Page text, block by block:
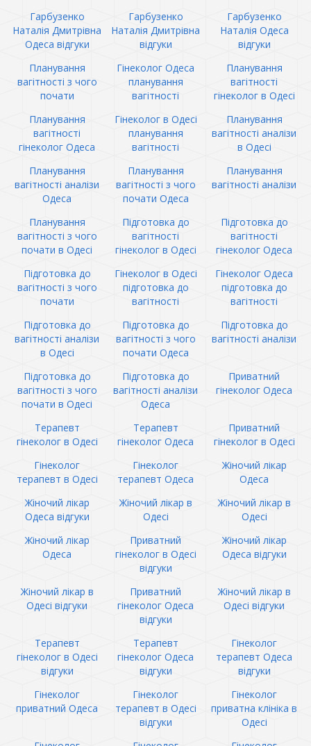
Гарбузенко
Наталія Дмитрівна
Одеса відгуки
Гарбузенко
Наталія Дмитрівна
відгуки
Гарбузенко
Наталія Одеса
відгуки
Планування
вагітності з чого
почати
Гінеколог Одеса
планування
вагітності
Планування
вагітності
гінеколог в Одесі
Планування
вагітності
гінеколог Одеса
Гінеколог в Одесі
планування
вагітності
Планування
вагітності аналізи
в Одесі
Планування
вагітності аналізи
Одеса
Планування
вагітності з чого
почати Одеса
Планування
вагітності аналізи
Планування
вагітності з чого
почати в Одесі
Підготовка до
вагітності
гінеколог в Одесі
Підготовка до
вагітності
гінеколог Одеса
Підготовка до
вагітності з чого
почати
Гінеколог в Одесі
підготовка до
вагітності
Гінеколог Одеса
підготовка до
вагітності
Підготовка до
вагітності аналізи
в Одесі
Підготовка до
вагітності з чого
почати Одеса
Підготовка до
вагітності аналізи
Підготовка до
вагітності з чого
почати в Одесі
Підготовка до
вагітності аналізи
Одеса
Приватний
гінеколог Одеса
Терапевт
гінеколог в Одесі
Терапевт
гінеколог Одеса
Приватний
гінеколог в Одесі
Гінеколог
терапевт в Одесі
Гінеколог
терапевт Одеса
Жіночий лікар
Одеса
Жіночий лікар
Одеса відгуки
Жіночий лікар в
Одесі
Жіночий лікар в
Одесі
Жіночий лікар
Одеса
Приватний
гінеколог в Одесі
відгуки
Жіночий лікар
Одеса відгуки
Жіночий лікар в
Одесі відгуки
Приватний
гінеколог Одеса
відгуки
Жіночий лікар в
Одесі відгуки
Терапевт
гінеколог в Одесі
відгуки
Терапевт
гінеколог Одеса
відгуки
Гінеколог
терапевт Одеса
відгуки
Гінеколог
приватний Одеса
Гінеколог
терапевт в Одесі
відгуки
Гінеколог
приватна клініка в
Одесі